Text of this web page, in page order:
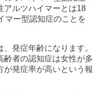
アルツハイマーとは18
マー型認知症のことを
発症年齢になります。
齢者の認知症は女性が多
が発症率が高いという報